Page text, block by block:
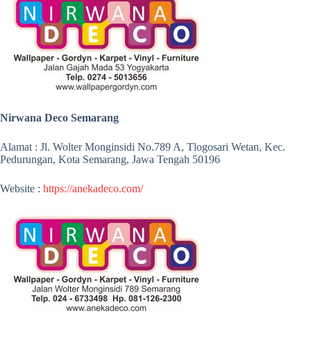
Nirwana Deco Semarang
Alamat : Jl. Wolter Monginsidi No.789 A, Tlogosari Wetan, Kec.
Pedurungan, Kota Semarang, Jawa Tengah 50196
Website : https://anekadeco.com/